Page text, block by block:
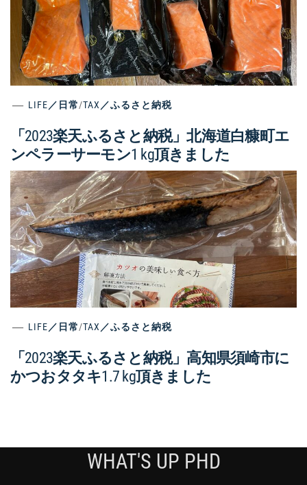
LIFE／日常/TAX／ふるさと納税
「2023楽天ふるさと納税」北海道白糠町エ
ンペラーサーモン1 kg頂きました
LIFE／日常/TAX／ふるさと納税
「2023楽天ふるさと納税」高知県須崎市に
かつおタタキ1.7 kg頂きました
WHAT'S UP PHD